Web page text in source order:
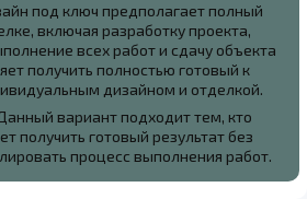
под ключ предполагает полный
включая разработку проекта,
всех работ и сдачу объекта
получить полностью готовый к
дизайном и отделкой.
вариант подходит тем, кто
получить готовый результат без
процесс выполнения работ.